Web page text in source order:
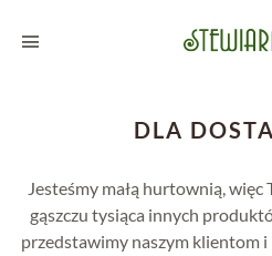
DLA
Jesteśmy małą hurtownią,
gąszczu tysiąca innych
przedstawimy naszym klientom